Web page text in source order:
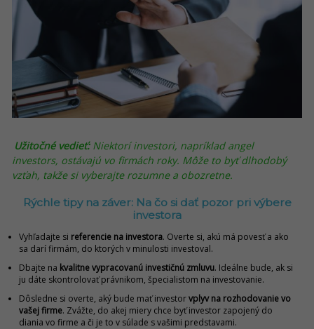
Užitočné vedieť:Niektorí investori, napríklad angel
investors, ostávajú vo firmách roky. Môže to byť dlhodobý
vzťah, takže si vyberajte rozumne a obozretne.
Rýchle tipy na záver: Na čo si dať pozor pri výbere
investora
Vyhľadajte si referencie na investora. Overte si, akú má povesť a ako
sa darí firmám, do ktorých v minulosti investoval.
Dbajte na kvalitne vypracovanú investičnú zmluvu. Ideálne bude, ak si
ju dáte skontrolovať právnikom, špecialistom na investovanie.
Dôsledne si overte, aký bude mať investorvplyv na rozhodovanie vo
vašej firme. Zvážte, do akej miery chce byť investor zapojený do
diania vo firme a či je to v súlade s vašimi predstavami.